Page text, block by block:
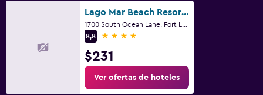
Lago Mar Beach Resort And Club
8,8
4 estrellas
$231
Ver ofertas de hoteles